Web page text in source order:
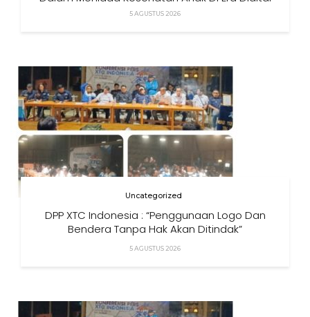
5 AGUSTUS 2026
Uncategorized
DPP XTC Indonesia : “Penggunaan Logo Dan
Bendera Tanpa Hak Akan Ditindak”
5 AGUSTUS 2026